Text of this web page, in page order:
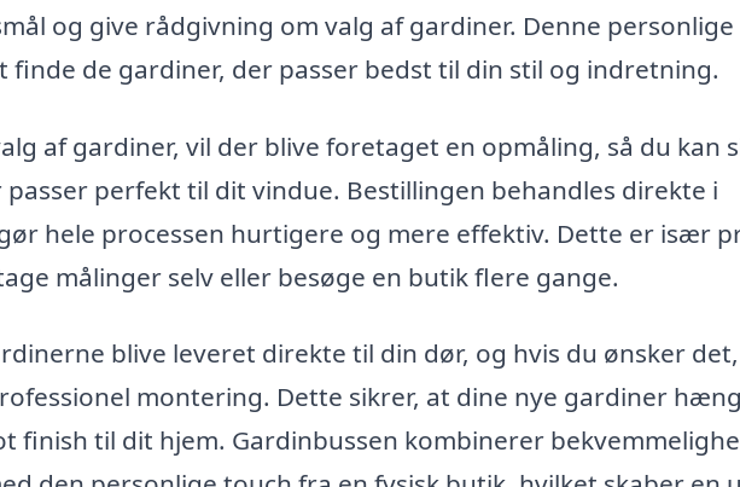
og give rådgivning om valg af gardiner. Denne personlige
finde de gardiner, der passer bedst til din stil og indretning.
af gardiner, vil der blive foretaget en opmåling, så du kan
perfekt til dit vindue. Bestillingen behandles direkte i
hele processen hurtigere og mere effektiv. Dette er især
målinger selv eller besøge en butik flere gange.
blive leveret direkte til din dør, og hvis du ønsker
montering. Dette sikrer, at dine nye gardiner
finish til dit hjem. Gardinbussen kombinerer